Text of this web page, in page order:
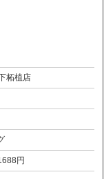
柘植店
円